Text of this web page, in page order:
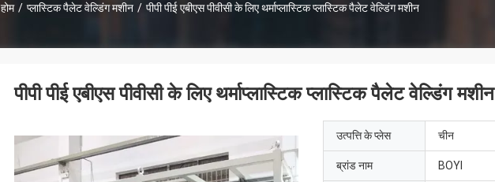
होम / प्लास्टिक पैलेट वेल्डिंग मशीन / पीपी पीई एबीएस पीवीसी के लिए थर्माप्लास्टिक प्लास्टिक पैलेट वेल्डिंग मशीन
पीपी पीई एबीएस पीवीसी के लिए थर्माप्लास्टिक प्लास्टिक पैलेट वेल्डिंग मशीन
उत्पत्ति के प्लेस चीन
ब्रांड नाम BOYI